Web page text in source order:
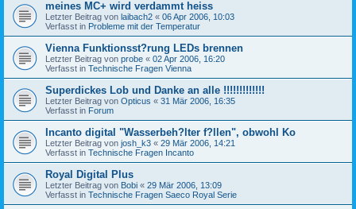
meines MC+ wird verdammt heiss
Letzter Beitrag von laibach2 « 06 Apr 2006, 10:03
Verfasst in Probleme mit der Temperatur
Vienna Funktionsst?rung LEDs brennen
Letzter Beitrag von probe « 02 Apr 2006, 16:20
Verfasst in Technische Fragen Vienna
Superdickes Lob und Danke an alle !!!!!!!!!!!!!
Letzter Beitrag von Opticus « 31 Mär 2006, 16:35
Verfasst in Forum
Incanto digital "Wasserbeh?lter f?llen", obwohl Ko
Letzter Beitrag von josh_k3 « 29 Mär 2006, 14:21
Verfasst in Technische Fragen Incanto
Royal Digital Plus
Letzter Beitrag von Bobi « 29 Mär 2006, 13:09
Verfasst in Technische Fragen Saeco Royal Serie